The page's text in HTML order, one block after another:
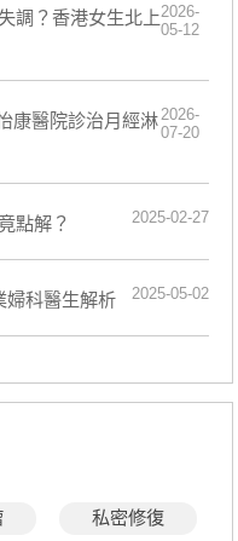
調？香港女生北上2026-
05-12
康醫院診治月經淋 2026-
07-20
點解？ 2025-02-27
婦科醫生解析 2025-05-02
私密修復